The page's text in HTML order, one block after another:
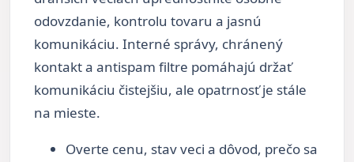
odovzdanie, kontrolu tovaru a jasnú
komunikáciu. Interné správy, chránený
kontakt a antispam filtre pomáhajú držať
komunikáciu čistejšiu, ale opatrnosť je stále
na mieste.
Overte cenu, stav veci a dôvod, prečo sa